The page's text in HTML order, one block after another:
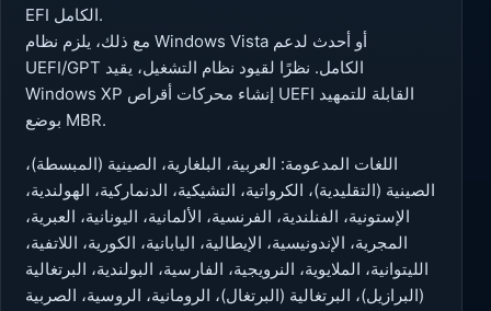
EFI الكامل.
مع ذلك، يلزم نظام Windows Vista أو أحدث لدعم
UEFI/GPT الكامل. نظرًا لقيود نظام التشغيل، يقيد
Windows XP إنشاء محركات أقراص UEFI القابلة للتمهيد
بوضع MBR.
اللغات المدعومة: العربية، البلغارية، الصينية (المبسطة)،
الصينية (التقليدية)، الكرواتية، التشيكية، الدنماركية، الهولندية،
الإستونية، الفنلندية، الفرنسية، الألمانية، اليونانية، العبرية،
المجرية، الإندونيسية، الإيطالية، اليابانية، الكورية، اللاتفية،
الليتوانية، الملايوية، النرويجية، الفارسية، البولندية، البرتغالية
(البرازيل)، البرتغالية (البرتغال)، الرومانية، الروسية، الصربية